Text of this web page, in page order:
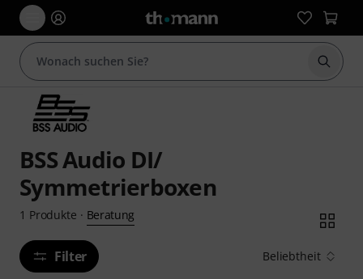
Suche
BSS Audio DI/
Symmetrierboxen
1 Produkte · Beratung
Filter Beliebtheit